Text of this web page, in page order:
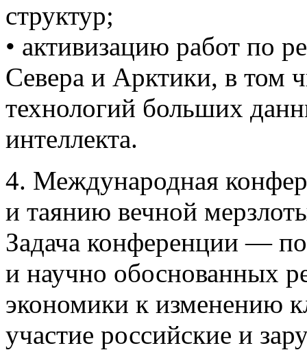
структур;
• активизацию работ по
Севера и Арктики, в том
технологий больших
интеллекта.
4. Международная
и таянию вечной
Задача конференции —
и научно обоснованных
экономики к изменению
участие российские и